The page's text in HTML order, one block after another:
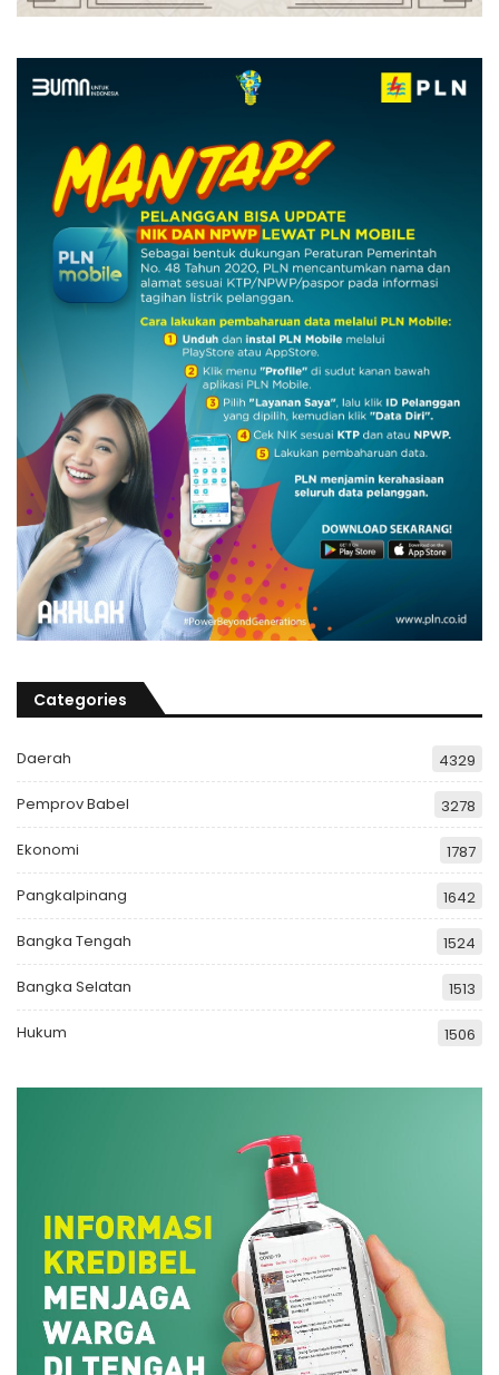
Categories
Daerah 4329
Pemprov Babel 3278
Ekonomi 1787
Pangkalpinang 1642
Bangka Tengah 1524
Bangka Selatan 1513
Hukum 1506